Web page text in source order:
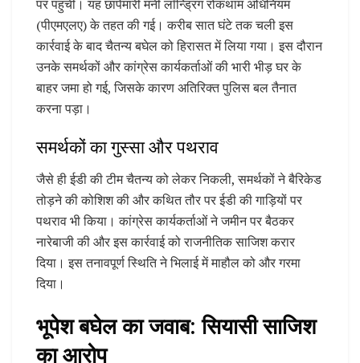
पर पहुंची। यह छापेमारी मनी लॉन्ड्रिंग रोकथाम अधिनियम
(पीएमएलए) के तहत की गई। करीब सात घंटे तक चली इस
कार्रवाई के बाद चैतन्य बघेल को हिरासत में लिया गया। इस दौरान
उनके समर्थकों और कांग्रेस कार्यकर्ताओं की भारी भीड़ घर के
बाहर जमा हो गई, जिसके कारण अतिरिक्त पुलिस बल तैनात
करना पड़ा।
समर्थकों का गुस्सा और पथराव
जैसे ही ईडी की टीम चैतन्य को लेकर निकली, समर्थकों ने बैरिकेड
तोड़ने की कोशिश की और कथित तौर पर ईडी की गाड़ियों पर
पथराव भी किया। कांग्रेस कार्यकर्ताओं ने जमीन पर बैठकर
नारेबाजी की और इस कार्रवाई को राजनीतिक साजिश करार
दिया। इस तनावपूर्ण स्थिति ने भिलाई में माहौल को और गरमा
दिया।
भूपेश बघेल का जवाब: सियासी साजिश
का आरोप